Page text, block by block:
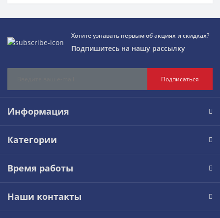
Хотите узнавать первым об акциях и скидках?
Подпишитесь на нашу рассылку
Подписаться
Информация
Категории
Время работы
Наши контакты